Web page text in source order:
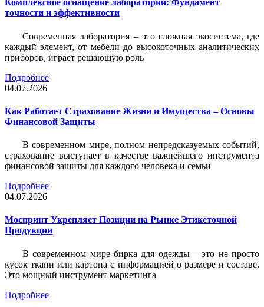
Комплексное оснащение лабораторий: Фундамент
точности и эффективности
Современная лаборатория – это сложная экосистема, где
каждый элемент, от мебели до высокоточных аналитических
приборов, играет решающую роль
Подробнее
04.07.2026
Как Работает Страхование Жизни и Имущества – Основы
Финансовой Защиты
В современном мире, полном непредсказуемых событий,
страхование выступает в качестве важнейшего инструмента
финансовой защиты для каждого человека и семьи
Подробнее
04.07.2026
Моспринт Укрепляет Позиции на Рынке Этикеточной
Продукции
В современном мире бирка для одежды – это не просто
кусок ткани или картона с информацией о размере и составе.
Это мощный инструмент маркетинга
Подробнее